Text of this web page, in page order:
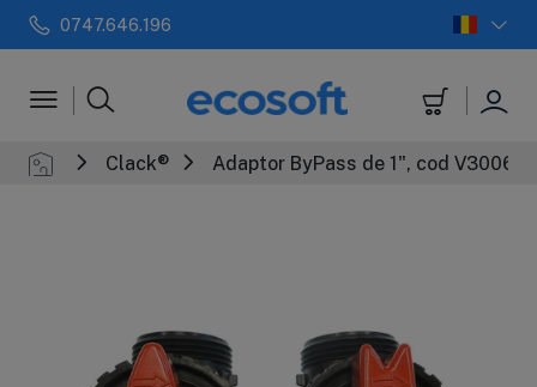
0747.646.196
Clack®
Adaptor ByPass de 1", cod V3006,